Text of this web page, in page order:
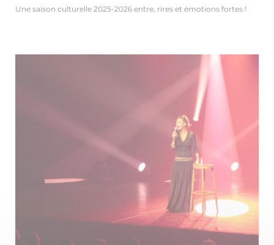
Une saison culturelle 2025-2026 entre, rires et émotions fortes !